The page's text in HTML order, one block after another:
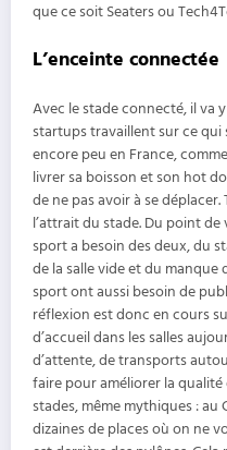
que ce soit Seaters ou
L’enceinte connectée
Avec le stade connecté, il va
startups travaillent sur ce qui
encore peu en France,
livrer sa boisson et son hot
de ne pas avoir à se
l’attrait du stade. Du point
sport a besoin des deux, du
de la salle vide et du manque
sport ont aussi besoin de
réflexion est donc en cours
d’accueil dans les salles
d’attente, de transports
faire pour améliorer la qualité
stades, même mythiques : au
dizaines de places où on ne